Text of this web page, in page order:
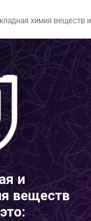
химия веществ и
и
веществ